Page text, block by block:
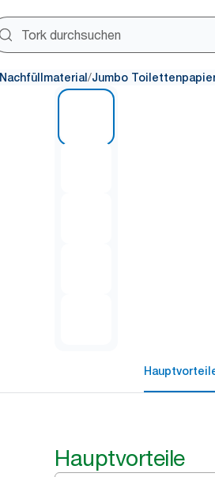
Nachfüllmaterial/Jumbo
Hauptvorteile